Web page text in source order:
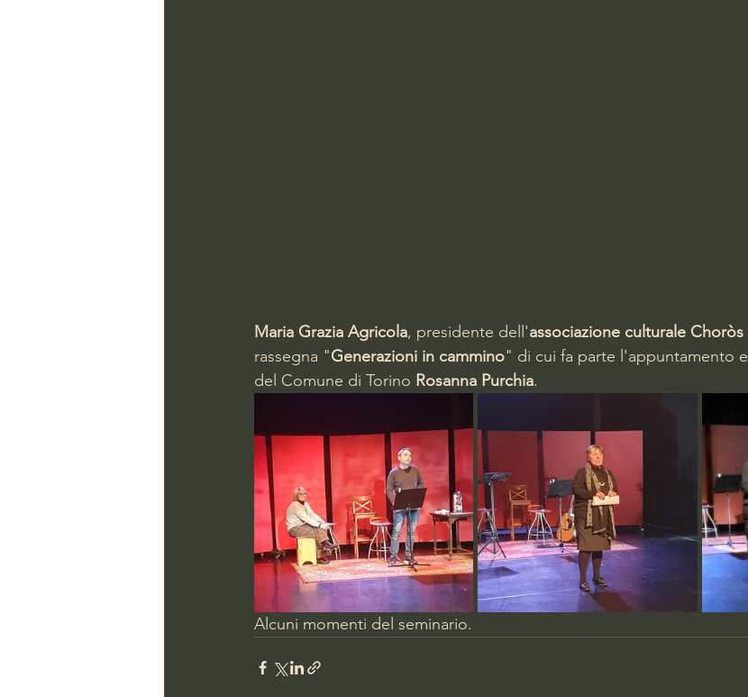
Maria Grazia Agricola, presidente dell'associazione culturale Choròs
rassegna "Generazioni in cammino" di cui fa parte l'appuntamento e
del Comune di Torino Rosanna Purchia.
Alcuni momenti del seminario.